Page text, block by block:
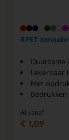
RPET
Duurzame
Leverbaar
Met
Al vanaf
€ 1,09